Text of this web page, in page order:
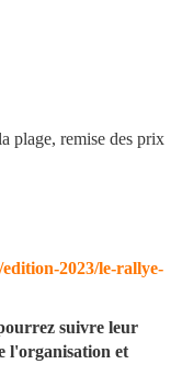
plage, remise des prix
2023/le-rallye-
suivre leur
l'organisation et